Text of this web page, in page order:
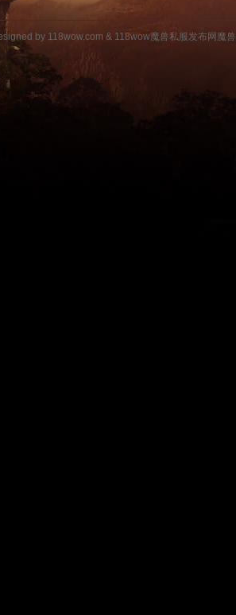
by 118wow.com & 118wow魔兽私服发布网魔